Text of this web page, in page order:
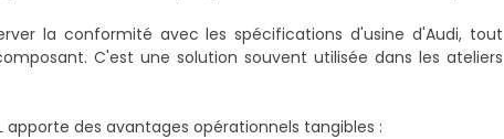
la conformité avec les spécifications d'usine d'Audi, tout
C'est une solution souvent utilisée dans les ateliers
apporte des avantages opérationnels tangibles :